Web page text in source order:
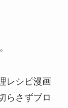
レシピ漫画
らさずブロ